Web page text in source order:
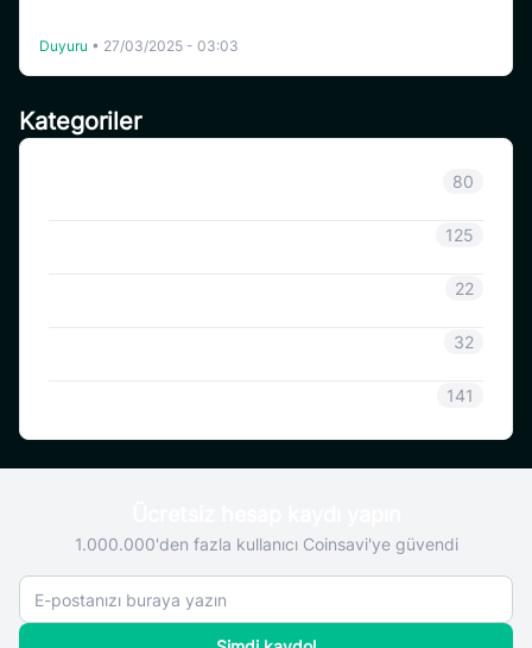
Kategoriler
80
125
22
32
141
Duyuru • 27/03/2025 - 03:03
1.000.000'den fazla kullanıcı Coinsavi'ye güvendi